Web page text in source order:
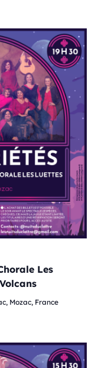
Les
Mozac, France